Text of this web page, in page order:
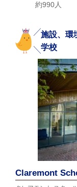
約990人
施設、環
学校
Claremont